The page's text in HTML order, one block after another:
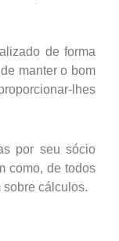
de forma
manter o bom
lhes
por seu sócio
como, de todos
cálculos.